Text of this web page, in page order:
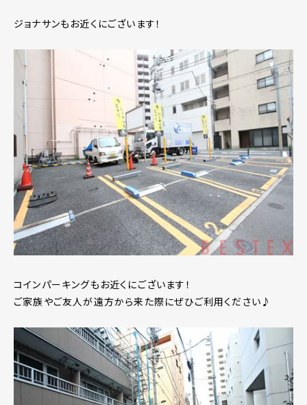
ジョナサンもお近くにございます！
コインパーキングもお近くにございます！
ご家族やご友人が遠方から来た際にぜひご利用ください♪